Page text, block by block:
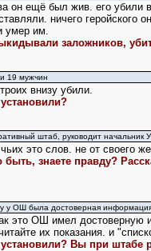
он ещё был жив. его убили
ничего
умер им.
заложников,
19 мужчин
внизу убили.
штаб, руководит
это слов. не от своего
знаете правду?
у ОШ была достоверная
это ОШ имел достоверную
их показания. и
Вы при штабе